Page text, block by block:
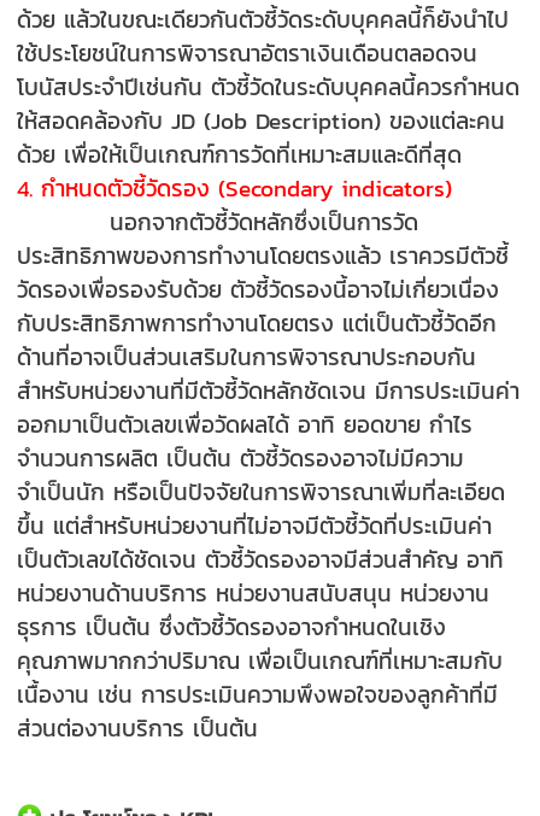
ด้วย แล้วในขณะเดียวกันตัวชี้วัดระดับบุคคลนี้ก็ยังนำไป
ใช้ประโยชน์ในการพิจารณาอัตราเงินเดือนตลอดจน
โบนัสประจำปีเช่นกัน ตัวชี้วัดในระดับบุคคลนี้ควรกำหนด
ให้สอดคล้องกับ JD (Job Description) ของแต่ละคน
ด้วย เพื่อให้เป็นเกณฑ์การวัดที่เหมาะสมและดีที่สุด
4. กำหนดตัวชี้วัดรอง (Secondary indicators)
นอกจากตัวชี้วัดหลักซึ่งเป็นการวัด
ประสิทธิภาพของการทำงานโดยตรงแล้ว เราควรมีตัวชี้
วัดรองเพื่อรองรับด้วย ตัวชี้วัดรองนี้อาจไม่เกี่ยวเนื่อง
กับประสิทธิภาพการทำงานโดยตรง แต่เป็นตัวชี้วัดอีก
ด้านที่อาจเป็นส่วนเสริมในการพิจารณาประกอบกัน
สำหรับหน่วยงานที่มีตัวชี้วัดหลักชัดเจน มีการประเมินค่า
ออกมาเป็นตัวเลขเพื่อวัดผลได้ อาทิ ยอดขาย กำไร
จำนวนการผลิต เป็นต้น ตัวชี้วัดรองอาจไม่มีความ
จำเป็นนัก หรือเป็นปัจจัยในการพิจารณาเพิ่มที่ละเอียด
ขึ้น แต่สำหรับหน่วยงานที่ไม่อาจมีตัวชี้วัดที่ประเมินค่า
เป็นตัวเลขได้ชัดเจน ตัวชี้วัดรองอาจมีส่วนสำคัญ อาทิ
หน่วยงานด้านบริการ หน่วยงานสนับสนุน หน่วยงาน
ธุรการ เป็นต้น ซึ่งตัวชี้วัดรองอาจกำหนดในเชิง
คุณภาพมากกว่าปริมาณ เพื่อเป็นเกณฑ์ที่เหมาะสมกับ
เนื้องาน เช่น การประเมินความพึงพอใจของลูกค้าที่มี
ส่วนต่องานบริการ เป็นต้น